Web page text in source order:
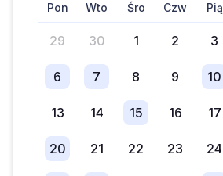
pon wto śro czw pią
29 30 1 2 3
6 7 8 9 10
13 14 15 16 17
20 21 22 23 24